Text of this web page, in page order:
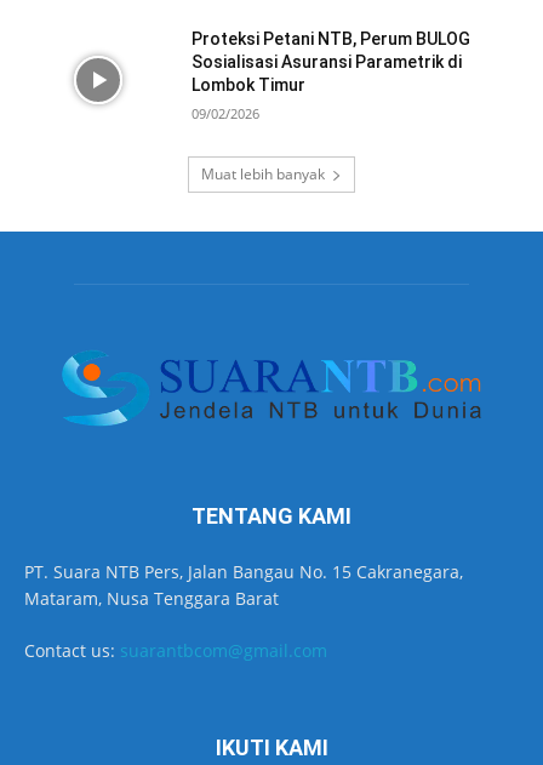
Proteksi Petani NTB, Perum BULOG
Sosialisasi Asuransi Parametrik di
Lombok Timur
09/02/2026
Muat lebih banyak
TENTANG KAMI
PT. Suara NTB Pers, Jalan Bangau No. 15 Cakranegara,
Mataram, Nusa Tenggara Barat
Contact us: suarantbcom@gmail.com
IKUTI KAMI